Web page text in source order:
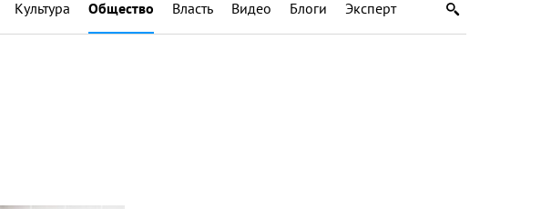
Культура Общество Власть Видео Блоги Эксперт